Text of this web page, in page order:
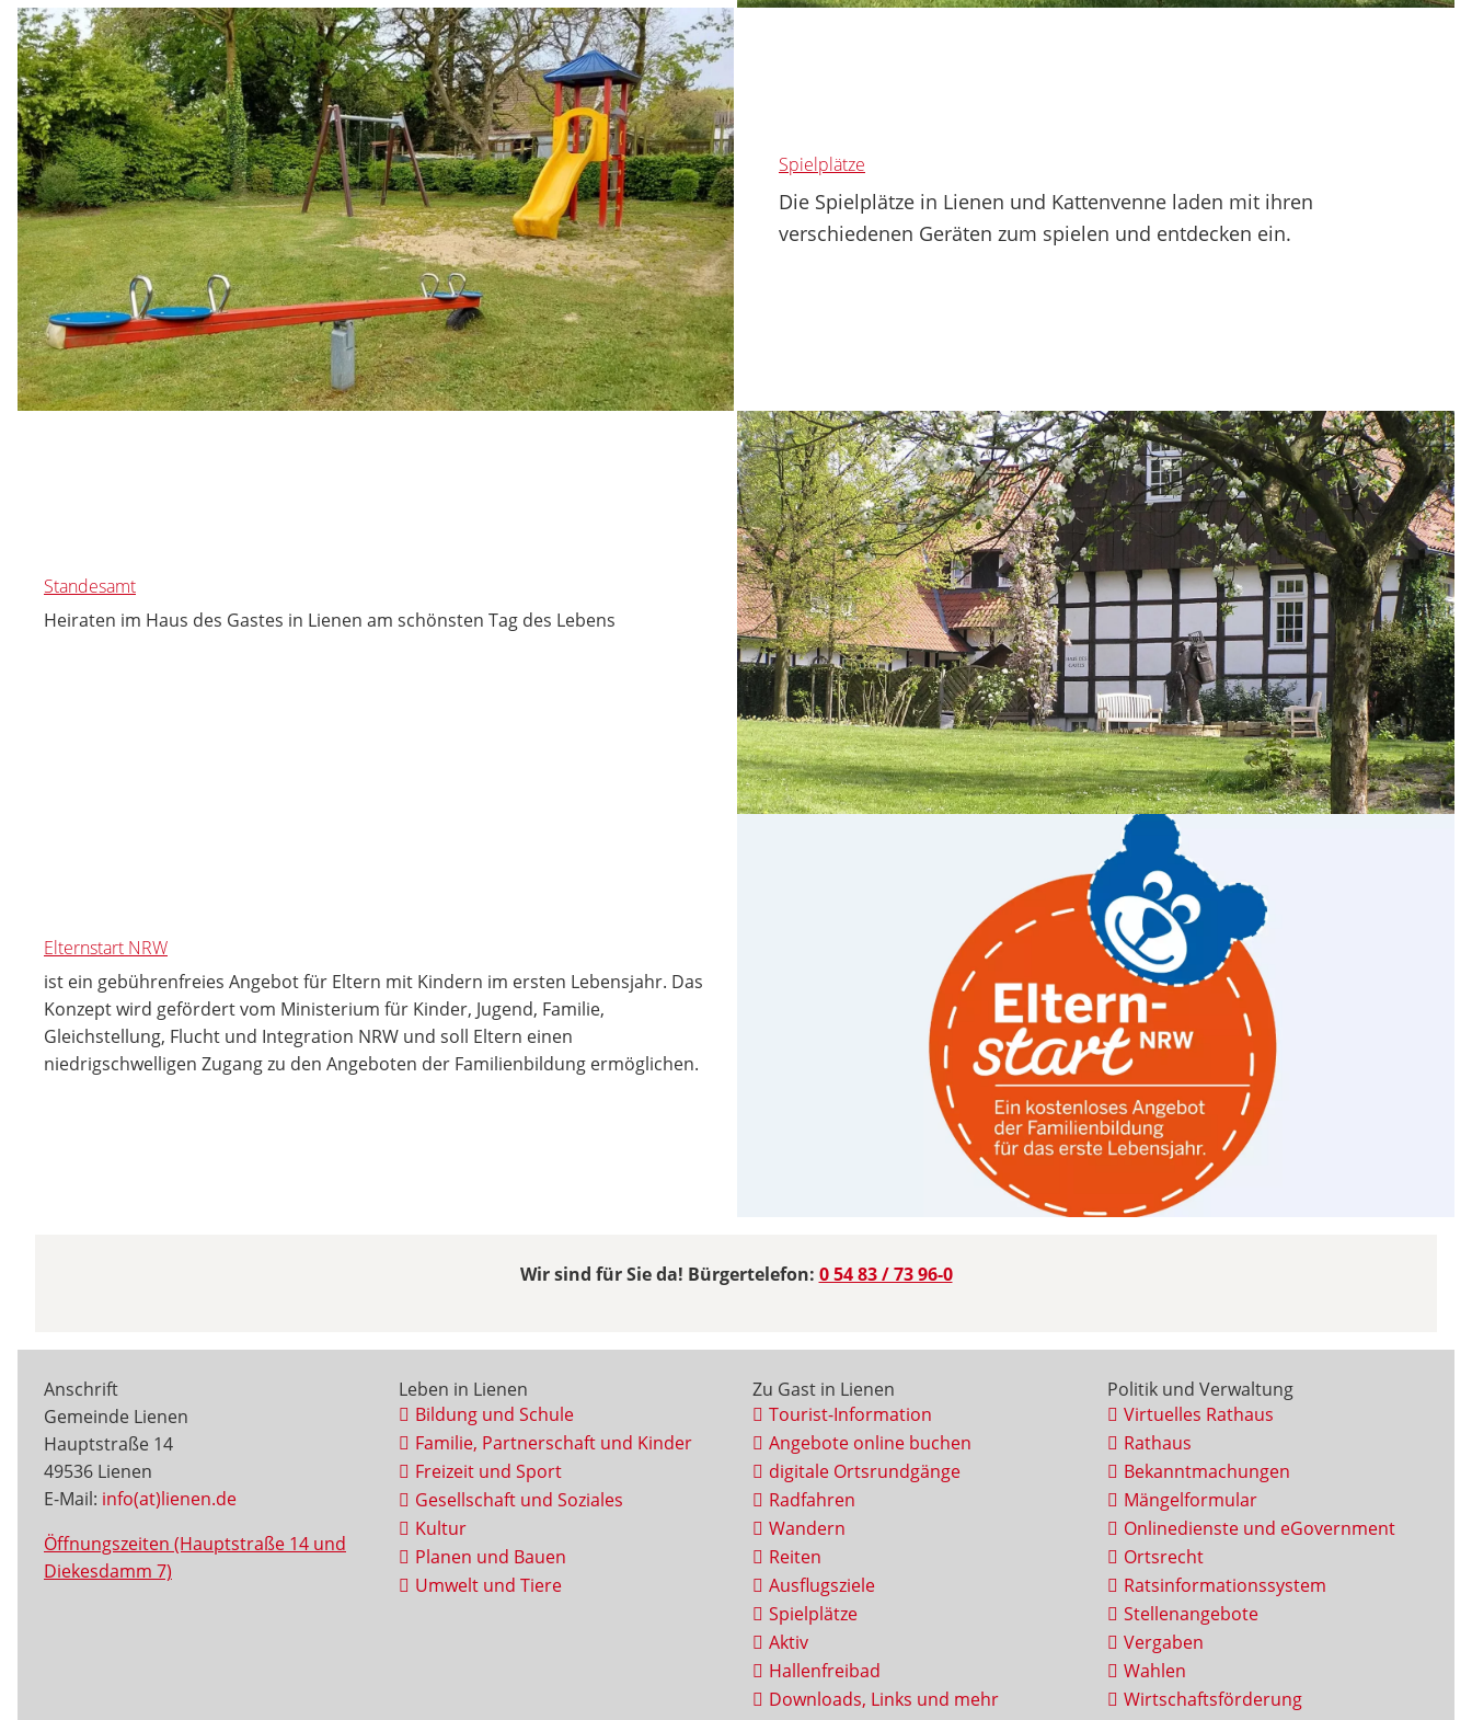
Spielplätze
Die Spielplätze in Lienen und Kattenvenne laden mit ihren
verschiedenen Geräten zum spielen und entdecken ein.
Standesamt
Heiraten im Haus des Gastes in Lienen am schönsten Tag des Lebens
Elternstart NRW
ist ein gebührenfreies Angebot für Eltern mit Kindern im ersten Lebensjahr. Das
Konzept wird gefördert vom Ministerium für Kinder, Jugend, Familie,
Gleichstellung, Flucht und Integration NRW und soll Eltern einen
niedrigschwelligen Zugang zu den Angeboten der Familienbildung ermöglichen.
Wir sind für Sie da! Bürgertelefon: 0 54 83 / 73 96-0
Anschrift
Gemeinde Lienen
Hauptstraße 14
49536 Lienen
E-Mail: info(at)lienen.de
Öffnungszeiten (Hauptstraße 14 und
Diekesdamm 7)
Leben in Lienen
Bildung und Schule
Familie, Partnerschaft und Kinder
Freizeit und Sport
Gesellschaft und Soziales
Kultur
Planen und Bauen
Umwelt und Tiere
Zu Gast in Lienen
Tourist-Information
Angebote online buchen
digitale Ortsrundgänge
Radfahren
Wandern
Reiten
Ausflugsziele
Spielplätze
Aktiv
Hallenfreibad
Downloads, Links und mehr
Politik und Verwaltung
Virtuelles Rathaus
Rathaus
Bekanntmachungen
Mängelformular
Onlinedienste und eGovernment
Ortsrecht
Ratsinformationssystem
Stellenangebote
Vergaben
Wahlen
Wirtschaftsförderung